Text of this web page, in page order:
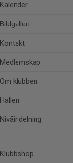
Kalender
Bildgalleri
Kontakt
Medlemskap
Om klubben
Hallen
Nivåindelning
Klubbshop